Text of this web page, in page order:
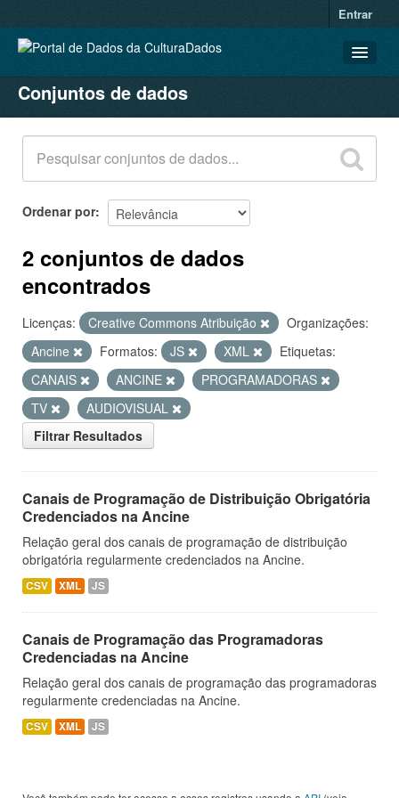
Entrar
CONJUNTOS DE DADOS
ORGANIZAÇÕES
GRUPOS
SOBRE
Conjuntos de dados
Ordenar por
2 conjuntos de dados
encontrados
Licenças: Creative Commons Atribuição
Organizações:
Ancine
Formatos: JS XML
Etiquetas:
CANAIS
ANCINE
PROGRAMADORAS
TV
AUDIOVISUAL
Filtrar Resultados
Canais de Programação de Distribuição Obrigatória
Credenciados na Ancine
Relação geral dos canais de programação de distribuição
obrigatória regularmente credenciados na Ancine.
CSV XML JS
Canais de Programação das Programadoras
Credenciadas na Ancine
Relação geral dos canais de programação das programadoras
regularmente credenciadas na Ancine.
CSV XML JS